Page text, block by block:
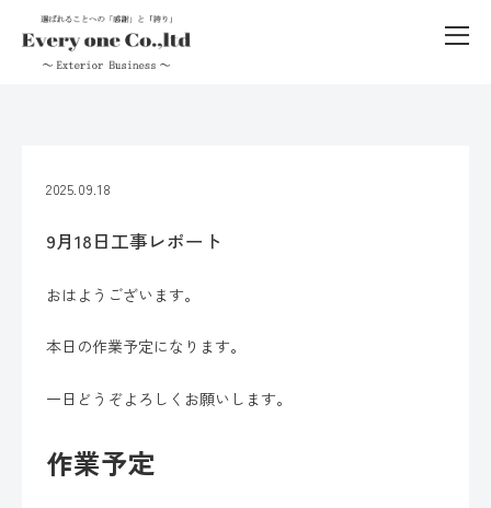
2025.09.18
9月18日工事レポート
おはようございます。
本日の作業予定になります。
一日どうぞよろしくお願いします。
作業予定